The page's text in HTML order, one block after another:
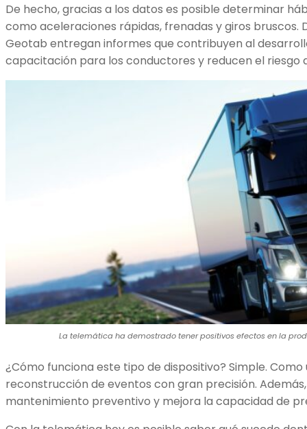
De hecho, gracias a los datos es posible determinar
como aceleraciones rápidas, frenadas y giros
Geotab entregan informes que contribuyen al
capacitación para los conductores y reducen el riesgo
La telemática ha demostrado tener positivos efectos en la
¿Cómo funciona este tipo de dispositivo? Simple.
reconstrucción de eventos con gran precisión.
mantenimiento preventivo y mejora la capacidad de